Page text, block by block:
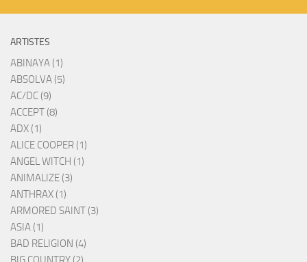
ARTISTES
ABINAYA (1)
ABSOLVA (5)
AC/DC (9)
ACCEPT (8)
ADX (1)
ALICE COOPER (1)
ANGEL WITCH (1)
ANIMALIZE (3)
ANTHRAX (1)
ARMORED SAINT (3)
ASIA (1)
BAD RELIGION (4)